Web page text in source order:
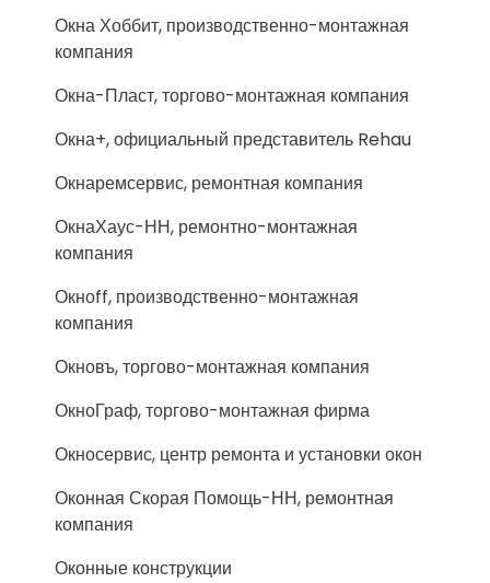
Окна Хоббит, производственно-монтажная
компания
Окна-Пласт, торгово-монтажная компания
Окна+, официальный представитель Rehau
Окнаремсервис, ремонтная компания
ОкнаХаус-НН, ремонтно-монтажная
компания
Окноff, производственно-монтажная
компания
Окновъ, торгово-монтажная компания
ОкноГраф, торгово-монтажная фирма
Окносервис, центр ремонта и установки окон
Оконная Скорая Помощь-НН, ремонтная
компания
Оконные конструкции